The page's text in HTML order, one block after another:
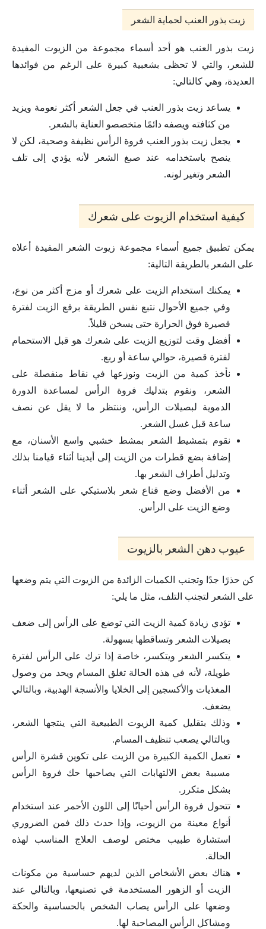
زيت بذور العنب لحماية الشعر
زيت بذور العنب هو أحد أسماء مجموعة من الزيوت المفيدة
للشعر، والتي لا تحظى بشعبية كبيرة على الرغم من فوائدها
العديدة، وهي كالتالي:
يساعد زيت بذور العنب في جعل الشعر أكثر نعومة ويزيد
من كثافته ويصفه دائمًا متخصصو العناية بالشعر.
يجعل زيت بذور العنب فروة الرأس نظيفة وصحية، لكن لا
ينصح باستخدامه عند صبغ الشعر لأنه يؤدي إلى تلف
الشعر وتغير لونه.
كيفية استخدام الزيوت على شعرك
يمكن تطبيق جميع أسماء مجموعة زيوت الشعر المفيدة أعلاه
على الشعر بالطريقة التالية:
يمكنك استخدام الزيت على شعرك أو مزج أكثر من نوع،
وفي جميع الأحوال نتبع نفس الطريقة برفع الزيت لفترة
قصيرة فوق الحرارة حتى يسخن قليلاً.
أفضل وقت لتوزيع الزيت على شعرك هو قبل الاستحمام
لفترة قصيرة، حوالي ساعة أو ربع.
نأخذ كمية من الزيت ونوزعها في نقاط منفصلة على
الشعر، ونقوم بتدليك فروة الرأس لمساعدة الدورة
الدموية لبصيلات الرأس، وننتظر ما لا يقل عن نصف
ساعة قبل غسل الشعر.
نقوم بتمشيط الشعر بمشط خشبي واسع الأسنان، مع
إضافة بضع قطرات من الزيت إلى أيدينا أثناء قيامنا بذلك
وتدليل أطراف الشعر بها.
من الأفضل وضع قناع شعر بلاستيكي على الشعر أثناء
وضع الزيت على الرأس.
عيوب دهن الشعر بالزيوت
كن حذرًا جدًا وتجنب الكميات الزائدة من الزيوت التي يتم وضعها
على الشعر لتجنب التلف، مثل ما يلي:
تؤدي زيادة كمية الزيت التي توضع على الرأس إلى ضعف
بصيلات الشعر وتساقطها بسهولة.
يتكسر الشعر ويتكسر، خاصة إذا ترك على الرأس لفترة
طويلة، لأنه في هذه الحالة تغلق المسام ويحد من وصول
المغذيات والأكسجين إلى الخلايا والأنسجة الهدبية، وبالتالي
يضعف.
وذلك بتقليل كمية الزيوت الطبيعية التي ينتجها الشعر،
وبالتالي يصعب تنظيف المسام.
تعمل الكمية الكبيرة من الزيت على تكوين قشرة الرأس
مسببة بعض الالتهابات التي يصاحبها حك فروة الرأس
بشكل متكرر.
تتحول فروة الرأس أحيانًا إلى اللون الأحمر عند استخدام
أنواع معينة من الزيوت، وإذا حدث ذلك فمن الضروري
استشارة طبيب مختص لوصف العلاج المناسب لهذه
الحالة.
هناك بعض الأشخاص الذين لديهم حساسية من مكونات
الزيت أو الزهور المستخدمة في تصنيعها، وبالتالي عند
وضعها على الرأس يصاب الشخص بالحساسية والحكة
ومشاكل الرأس المصاحبة لها.